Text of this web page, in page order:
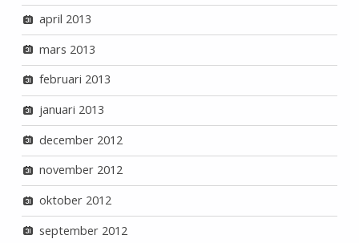
april 2013
mars 2013
februari 2013
januari 2013
december 2012
november 2012
oktober 2012
september 2012